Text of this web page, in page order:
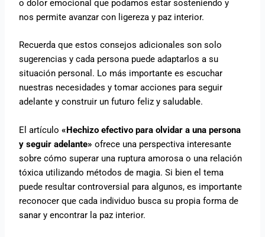
o dolor emocional que podamos estar sosteniendo y
nos permite avanzar con ligereza y paz interior.
Recuerda que estos consejos adicionales son solo
sugerencias y cada persona puede adaptarlos a su
situación personal. Lo más importante es escuchar
nuestras necesidades y tomar acciones para seguir
adelante y construir un futuro feliz y saludable.
El artículo «Hechizo efectivo para olvidar a una persona
y seguir adelante»ofrece una perspectiva interesante
sobre cómo superar una ruptura amorosa o una relación
tóxica utilizando métodos de magia. Si bien el tema
puede resultar controversial para algunos, es importante
reconocer que cada individuo busca su propia forma de
sanar y encontrar la paz interior.